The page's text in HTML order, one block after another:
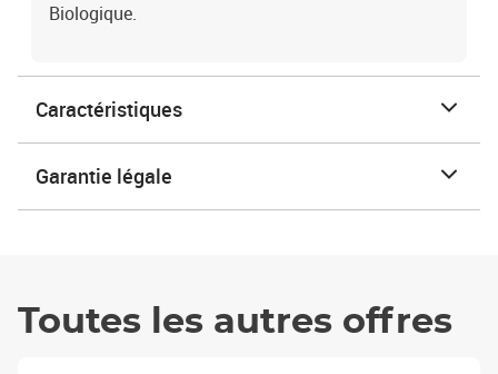
Biologique.
Caractéristiques
Garantie légale
Toutes les autres offres